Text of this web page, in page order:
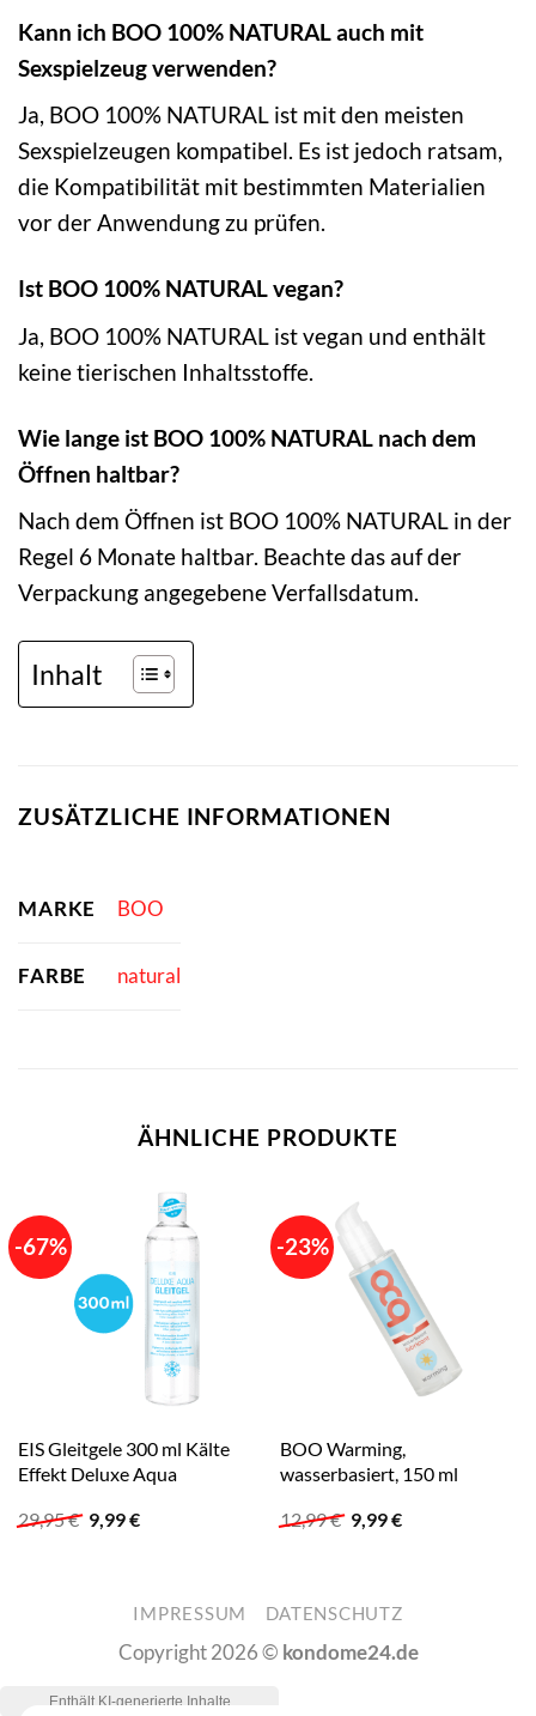
Kann ich BOO 100% NATURAL auch mit
Sexspielzeug verwenden?
Ja, BOO 100% NATURAL ist mit den meisten
Sexspielzeugen kompatibel. Es ist jedoch ratsam,
die Kompatibilität mit bestimmten Materialien
vor der Anwendung zu prüfen.
Ist BOO 100% NATURAL vegan?
Ja, BOO 100% NATURAL ist vegan und enthält
keine tierischen Inhaltsstoffe.
Wie lange ist BOO 100% NATURAL nach dem
Öffnen haltbar?
Nach dem Öffnen ist BOO 100% NATURAL in der
Regel 6 Monate haltbar. Beachte das auf der
Verpackung angegebene Verfallsdatum.
Inhalt
ZUSÄTZLICHE INFORMATIONEN
MARKE BOO
FARBE natural
ÄHNLICHE PRODUKTE
-67%
EIS Gleitgele 300 ml Kälte
Effekt Deluxe Aqua
29,95€ Ursprünglicher
Preis
9,99€Aktueller
-23%
BOO Warming,
wasserbasiert, 150 ml
12,99€ Ursprünglicher
Preis
9,99€Aktueller
IMPRESSUM DATENSCHUTZ
Copyright 2026 © kondome24.de